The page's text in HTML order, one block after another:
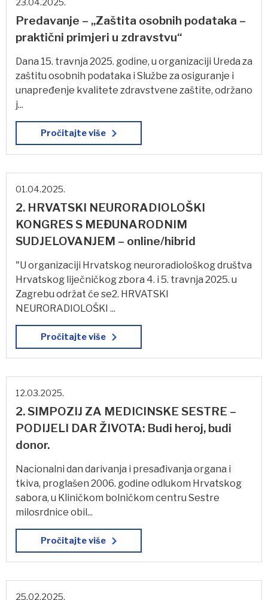
23.04.2025.
Predavanje – „Zaštita osobnih podataka –
praktični primjeri u zdravstvu“
Dana 15. travnja 2025. godine, u organizaciji Ureda za
zaštitu osobnih podataka i Službe za osiguranje i
unapređenje kvalitete zdravstvene zaštite, održano
j...
Pročitajte više
01.04.2025.
2. HRVATSKI NEURORADIOLOŠKI
KONGRES S MEĐUNARODNIM
SUDJELOVANJEM – online/hibrid
"U organizaciji Hrvatskog neuroradiološkog društva
Hrvatskog liječničkog zbora 4. i 5. travnja 2025. u
Zagrebu održat će se2. HRVATSKI
NEURORADIOLOŠKI ...
Pročitajte više
12.03.2025.
2. SIMPOZIJ ZA MEDICINSKE SESTRE –
PODIJELI DAR ŽIVOTA: Budi heroj, budi
donor.
Nacionalni dan darivanja i presađivanja organa i
tkiva, proglašen 2006. godine odlukom Hrvatskog
sabora, u Kliničkom bolničkom centru Sestre
milosrdnice obil...
Pročitajte više
25.02.2025.